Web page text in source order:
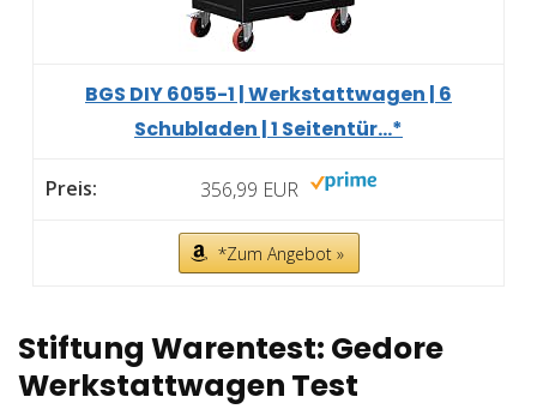
BGS DIY 6055-1 | Werkstattwagen | 6
Schubladen | 1 Seitentür...*
356,99 EUR
*Zum Angebot »
Stiftung Warentest: Gedore
Werkstattwagen Test